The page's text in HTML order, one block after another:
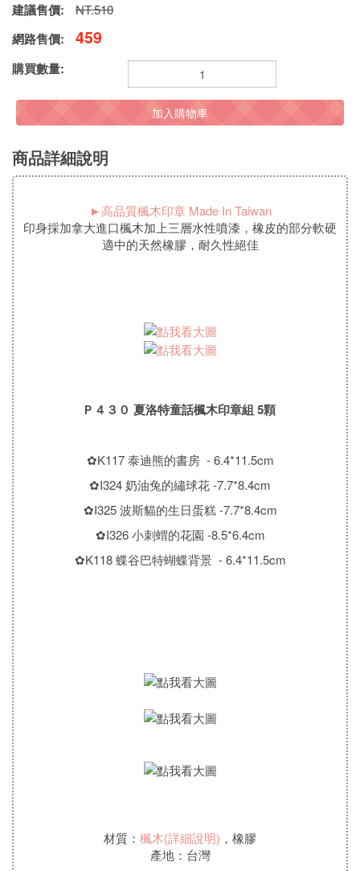
建議售價: NT.510
網路售價: 459
購買數量:
加入購物車
商品詳細說明
►高品質楓木印章 Made In Taiwan
印身採加拿大進口楓木加上三層水性噴漆，橡皮的部分軟硬
適中的天然橡膠，耐久性絕佳
Ｐ４３０ 夏洛特童話楓木印章組 5顆
✿K117 泰迪熊的書房 - 6.4*11.5cm
✿I324 奶油兔的繡球花 -7.7*8.4cm
✿I325 波斯貓的生日蛋糕 -7.7*8.4cm
✿I326 小刺蝟的花園 -8.5*6.4cm
✿K118 蝶谷巴特蝴蝶背景 - 6.4*11.5cm
材質： 楓木(詳細說明) ，橡膠
產地：台灣